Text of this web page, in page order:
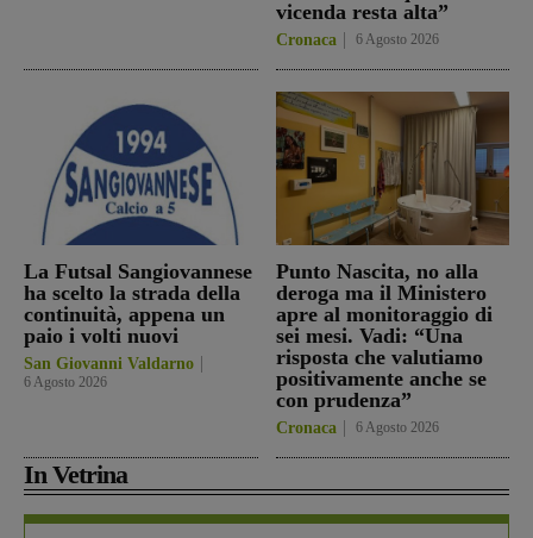
vicenda resta alta”
Cronaca 6 Agosto 2026
La Futsal Sangiovannese
ha scelto la strada della
continuità, appena un
paio i volti nuovi
San Giovanni Valdarno
6 Agosto 2026
Punto Nascita, no alla
deroga ma il Ministero
apre al monitoraggio di
sei mesi. Vadi: “Una
risposta che valutiamo
positivamente anche se
con prudenza”
Cronaca 6 Agosto 2026
In Vetrina